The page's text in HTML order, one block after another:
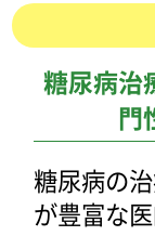
糖尿病治
門
糖尿病の
が豊富な